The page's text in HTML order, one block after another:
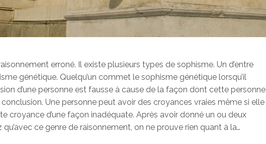
erroné. Il existe plusieurs types de sophisme. Un d’entre
génétique. Quelqu’un commet le sophisme génétique lorsqu’il
d’une personne est fausse à cause de la façon dont cette personne
Une personne peut avoir des croyances vraies même si elle
croyance d’une façon inadéquate. Après avoir donné un ou deux
ce genre de raisonnement, on ne prouve rien quant à la…